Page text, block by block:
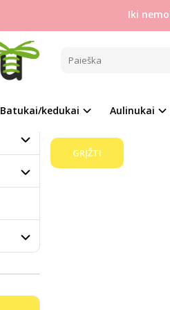
Iki
Batukai/kedukai Aulinukai
BBWAWA
Pagrindinis
GRĮŽTI